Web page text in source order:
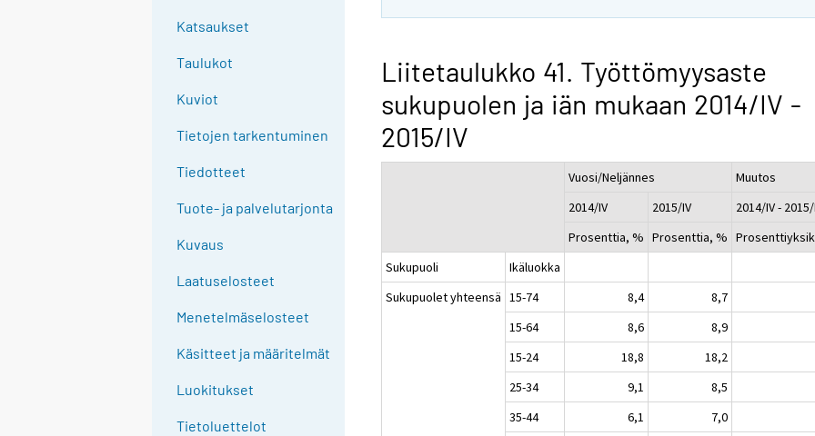
Katsaukset
Taulukot
Kuviot
Tietojen tarkentuminen
Tiedotteet
Tuote- ja palvelutarjonta
Kuvaus
Laatuselosteet
Menetelmäselosteet
Käsitteet ja määritelmät
Luokitukset
Tietoluettelot
Liitetaulukko 41. Työttömyysaste
sukupuolen ja iän mukaan 2014/IV -
2015/IV
Vuosi/Neljännes
Muutos
2014/IV
2015/IV
2014/IV -
Prosenttia, % Prosenttia, %
Sukupuoli
Ikäluokka
Sukupuolet yhteensä 15-74 8,4 8,7
15-64
8,6 8,9
15-24
18,8 18,2
25-34
9,1 8,5
35-44
6,1 7,0